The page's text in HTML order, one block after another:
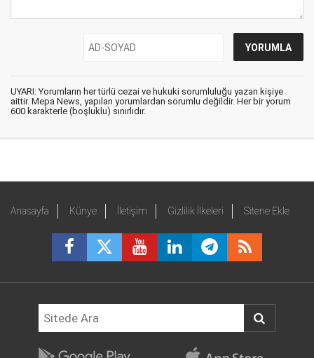
UYARI: Yorumların her türlü cezai ve hukuki sorumluluğu yazan kişiye
aittir. Mepa News, yapılan yorumlardan sorumlu değildir. Her bir yorum
600 karakterle (boşluklu) sınırlıdır.
Anasayfa Künye İletişim Gizlilik İlkeleri Sitene Ekle